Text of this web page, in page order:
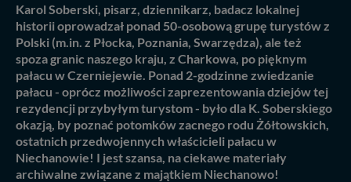
Karol Soberski, pisarz, dziennikarz, badacz lokalnej
historii oprowadzał ponad 50-osobową grupę turystów z
Polski (m.in. z Płocka, Poznania, Swarzędza), ale też
spoza granic naszego kraju, z Charkowa, po pięknym
pałacu w Czerniejewie. Ponad 2-godzinne zwiedzanie
pałacu - oprócz możliwości zaprezentowania dziejów tej
rezydencji przybyłym turystom - było dla K. Soberskiego
okazją, by poznać potomków zacnego rodu Żółtowskich,
ostatnich przedwojennych właścicieli pałacu w
Niechanowie! I jest szansa, na ciekawe materiały
archiwalne związane z majątkiem Niechanowo!